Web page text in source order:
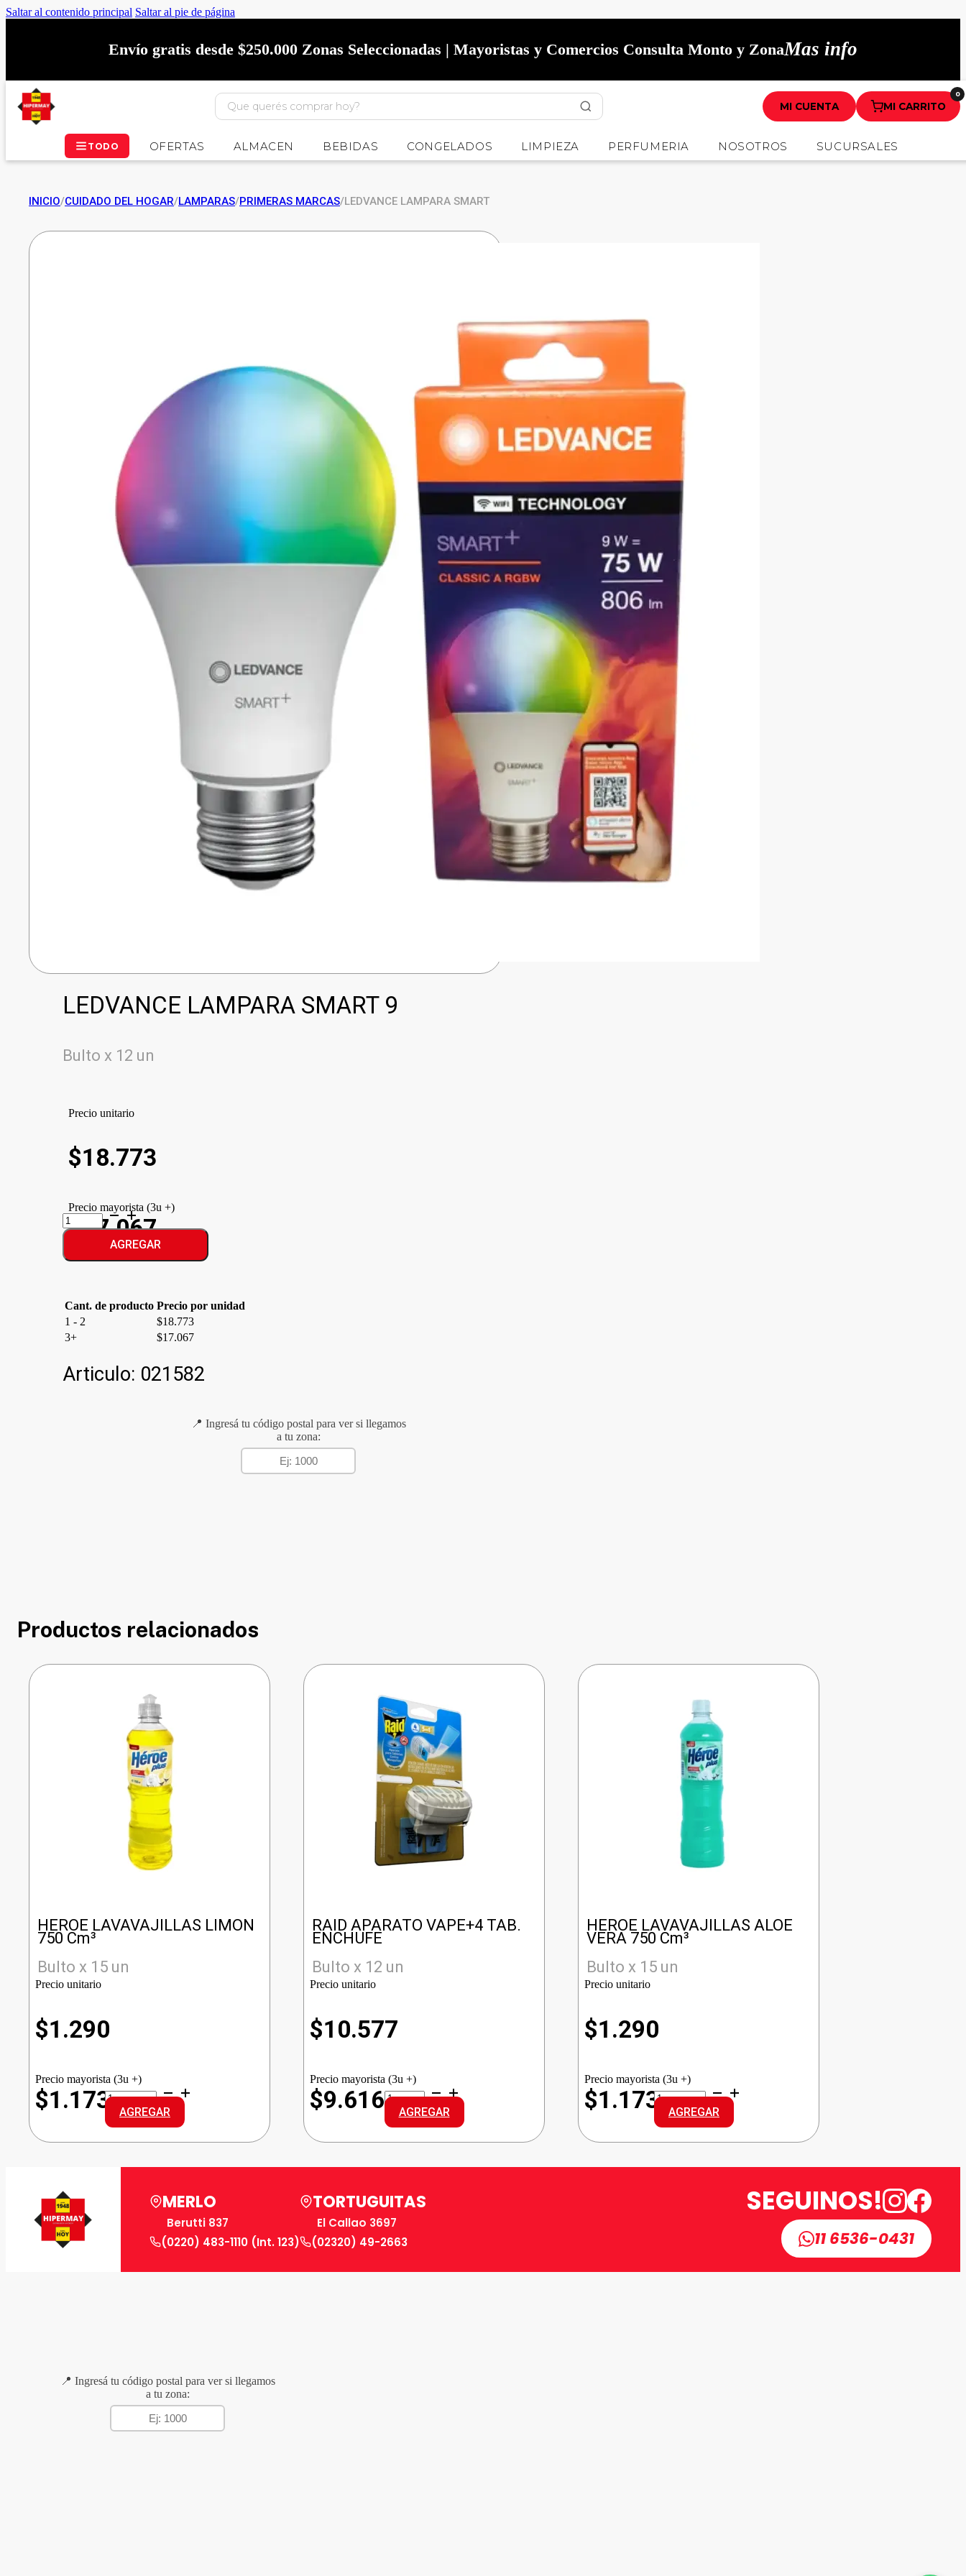
Saltar al contenido principal Saltar al pie de página
Envío gratis desde $250.000 Zonas Seleccionadas | Mayoristas y Comercios Consulta Monto y ZonaMas info
MI CUENTA MI CARRITO
0
TODO OFERTAS ALMACEN BEBIDAS CONGELADOS LIMPIEZA PERFUMERIA NOSOTROS SUCURSALES
INICIO/CUIDADO DEL HOGAR/LAMPARAS/PRIMERAS MARCAS/LEDVANCE LAMPARA SMART
LEDVANCE LAMPARA SMART 9
Bulto x 12 un
Precio unitario
$18.773
Precio mayorista (3u +)
$17.067
LEDVANCE
LAMPARA
SMART
AGREGAR
Cant. de producto Precio por unidad
1 - 2
$18.773
3+
$17.067
Articulo: 021582
📍 Ingresá tu código postal para ver si llegamos
a tu zona:
Productos relacionados
HEROE LAVAVAJILLAS LIMON
750 Cm³
Bulto x 15 un
Precio unitario
$1.290
Precio mayorista (3u +)
$1.173HEROE
LAVAVAJILLAS
LIMON
cantidad
AGREGAR
RAID APARATO VAPE+4 TAB.
ENCHUFE
Bulto x 12 un
Precio unitario
$10.577
Precio mayorista (3u +)
$9.616RAID
APARATO
VAPE+4
TAB.
ENCHUFE
AGREGAR
HEROE LAVAVAJILLAS ALOE
VERA 750 Cm³
Bulto x 15 un
Precio unitario
$1.290
Precio mayorista (3u +)
$1.173HEROE
LAVAVAJILLAS
ALOE
VERA
cantidad
AGREGAR
MERLO
Berutti 837
(0220) 483-1110 (Int. 123)
TORTUGUITAS
El Callao 3697
(02320) 49-2663
SEGUINOS!
11 6536-0431
📍 Ingresá tu código postal para ver si llegamos
a tu zona: